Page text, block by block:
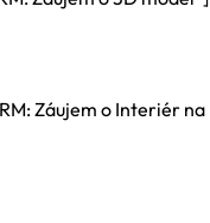
Záujem o Interiér na